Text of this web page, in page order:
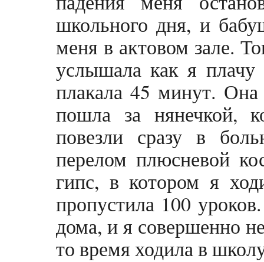
школьного дня, и
меня в актовом зале.
услышала как я
плакала 45 минут.
пошла за нянечкой,
повезли сразу в
перелом плюсневой
гипс, в котором я
пропустила 100
дома, и я совершенно
то время ходила в